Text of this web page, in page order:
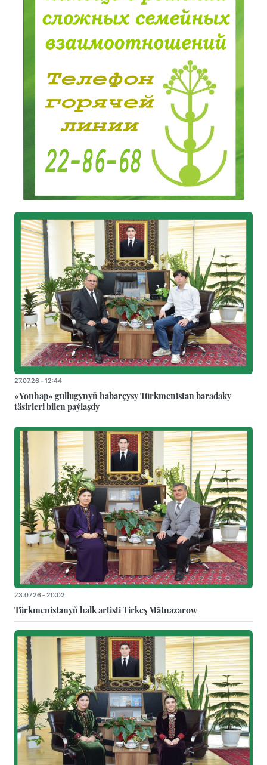
27.07.26 - 12:44
«Yonhap» gullugynyň habarçysy Türkmenistan baradaky
täsirleri bilen paýlaşdy
23.07.26 - 20:02
Türkmenistanyň halk artisti Tirkeş Mätnazarow